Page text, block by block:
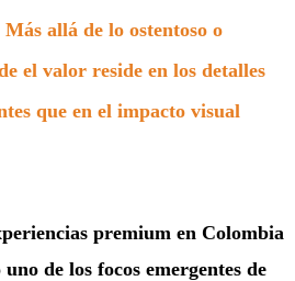
allá de lo ostentoso o
el valor reside en los detalles
que en el impacto visual
premium en Colombia
de los focos emergentes de